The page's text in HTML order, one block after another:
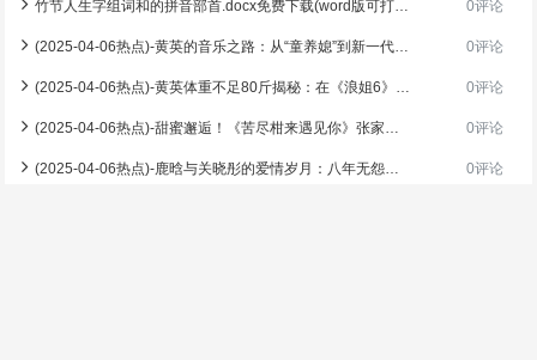
竹节人生字组词和的拼音部首.docx免费下载(word版可打印) 0评论
(2025-04-06热点)-黄英的音乐之路：从“童养媳”到新一代歌唱家 0评论
(2025-04-06热点)-黄英体重不足80斤揭秘：在《浪姐6》创下历史新低，背后的真相让人心痛！ 0评论
(2025-04-06热点)-甜蜜邂逅！《苦尽柑来遇见你》张家界浪漫开拍 0评论
(2025-04-06热点)-鹿晗与关晓彤的爱情岁月：八年无怨无悔，互不亏欠的甜蜜故事 0评论